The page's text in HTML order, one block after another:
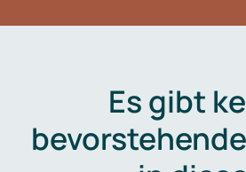
Es gibt